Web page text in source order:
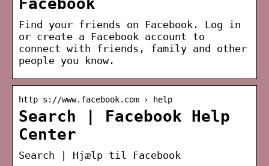
Find your friends on Facebook. Log in
or create a Facebook account to
connect with friends, family and other
people you know.
http s://www.facebook.com › help
Search | Facebook Help
Center
Search | Hjælp til Facebook